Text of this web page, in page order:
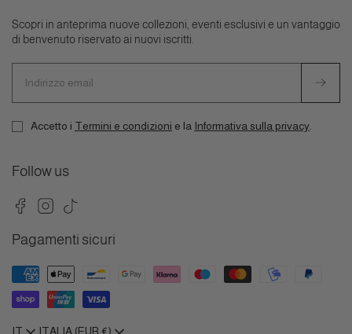
Scopri in anteprima nuove collezioni, eventi esclusivi e un vantaggio
di benvenuto riservato ai nuovi iscritti.
email
Accetto i Termini e condizioni e la Informativa sulla privacy
Follow us
Facebook
Instagram
TikTok
Pagamenti sicuri
IT ITALIA (EUR €)